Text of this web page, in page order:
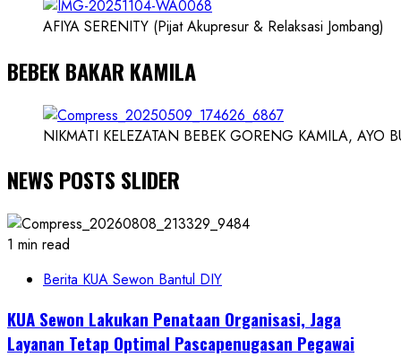
AFIYA SERENITY (Pijat Akupresur & Relaksasi Jombang)
BEBEK BAKAR KAMILA
NIKMATI KELEZATAN BEBEK GORENG KAMILA, AYO
NEWS POSTS SLIDER
1 min read
Berita KUA Sewon Bantul DIY
KUA Sewon Lakukan Penataan Organisasi, Jaga
Layanan Tetap Optimal Pascapenugasan Pegawai